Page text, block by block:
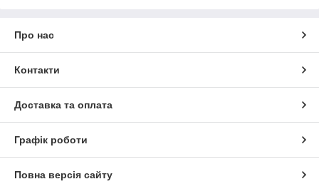
Про нас
Контакти
Доставка та оплата
Графік роботи
Повна версія сайту